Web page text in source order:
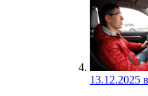
13.12.2025